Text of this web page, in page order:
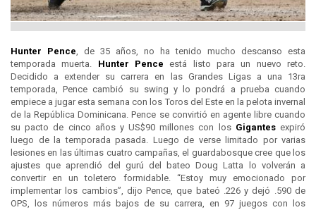
Hunter Pence, de 35 años, no ha tenido mucho descanso esta
temporada muerta. Hunter Pence está listo para un nuevo reto.
Decidido a extender su carrera en las Grandes Ligas a una 13ra
temporada, Pence cambió su swing y lo pondrá a prueba cuando
empiece a jugar esta semana con los Toros del Este en la pelota invernal
de la República Dominicana. Pence se convirtió en agente libre cuando
su pacto de cinco años y US$90 millones con los Gigantesexpiró
luego de la temporada pasada. Luego de verse limitado por varias
lesiones en las últimas cuatro campañas, el guardabosque cree que los
ajustes que aprendió del gurú del bateo Doug Latta lo volverán a
convertir en un toletero formidable. “Estoy muy emocionado por
implementar los cambios”, dijo Pence, que bateó .226 y dejó .590 de
OPS, los números más bajos de su carrera, en 97 juegos con los